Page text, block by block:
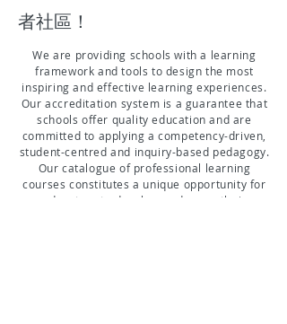
者社區！
We are providing schools with a learning
framework and tools to design the most
inspiring and effective learning experiences.
Our accreditation system is a guarantee that
schools offer quality education and are
committed to applying a competency-driven,
student-centred and inquiry-based pedagogy.
Our catalogue of professional learning
courses constitutes a unique opportunity for
educators to develop or deepen their